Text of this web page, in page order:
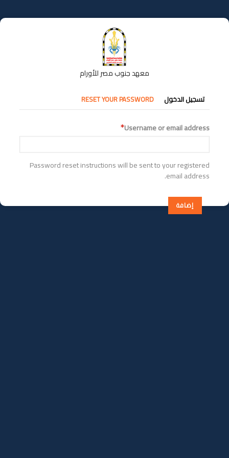
إلى
المحتوى
معهد جنوب مصر للأورام
التبويبات
الأساسية
تسجيل الدخول RESET YOUR PASSWORD
Username or email address
Password reset instructions will be sent to your registered
email address.